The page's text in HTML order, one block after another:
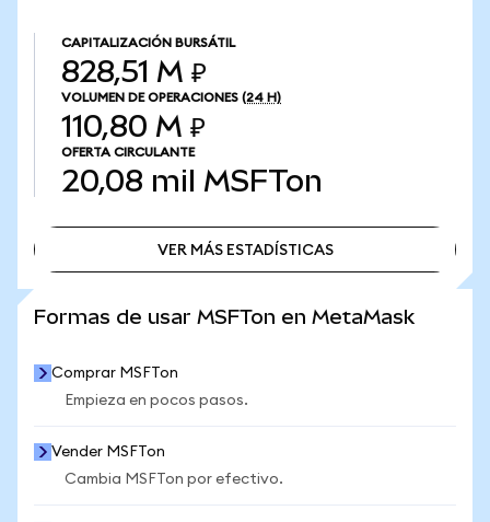
CAPITALIZACIÓN BURSÁTIL
828,51 M ₽
VOLUMEN DE OPERACIONES (24 H)
110,80 M ₽
OFERTA CIRCULANTE
20,08 mil MSFTon
VER MÁS ESTADÍSTICAS
Formas de usar MSFTon en MetaMask
Comprar MSFTon
Empieza en pocos pasos.
Vender MSFTon
Cambia MSFTon por efectivo.